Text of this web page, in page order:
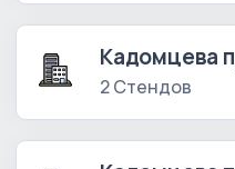
Кадомцева
2 Стендов